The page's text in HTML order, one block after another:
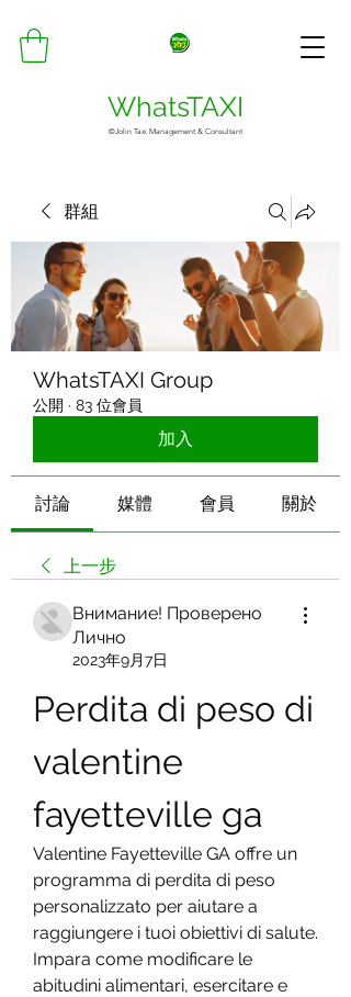
WhatsTAXI
©Jolin Taxi Management & Consultant
群組
WhatsTAXI Group
公開 · 83 位會員
加入
討論 媒體 會員 關於
上一步
Внимание! Проверено
Лично
2023年9月7日
Perdita di peso di
valentine
fayetteville ga
Valentine Fayetteville GA offre un
programma di perdita di peso
personalizzato per aiutare a
raggiungere i tuoi obiettivi di salute.
Impara come modificare le
abitudini alimentari, esercitare e